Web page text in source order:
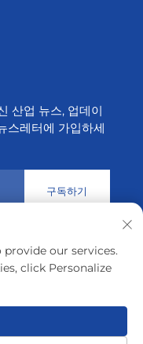
산업 뉴스, 업데이
스레터에 가입하세
구독하기
. 모든 권리 보유.
개
our services.
click Personalize